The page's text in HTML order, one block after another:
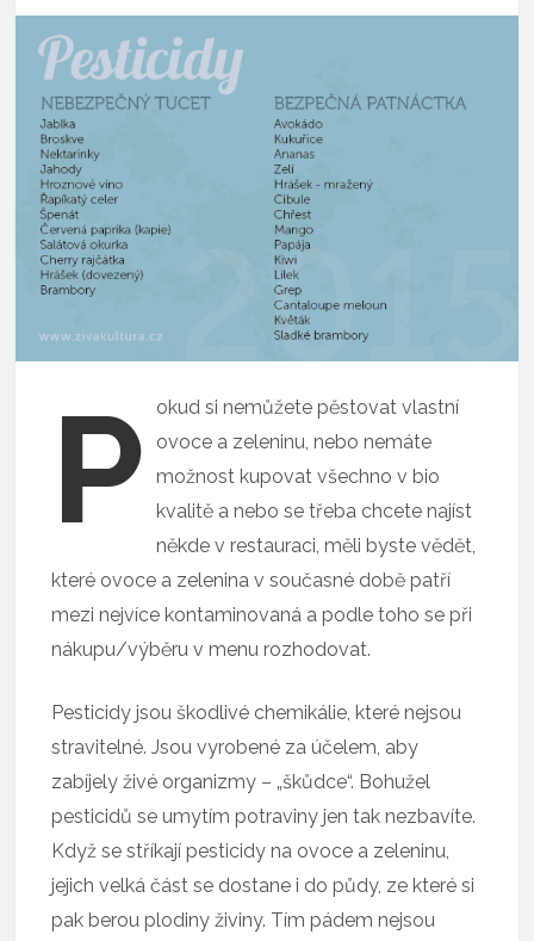
P
okud si nemůžete pěstovat vlastní
ovoce a zeleninu, nebo nemáte
možnost kupovat všechno v bio
kvalitě a nebo se třeba chcete najíst
někde v restauraci, měli byste vědět,
které ovoce a zelenina v současné době patří
mezi nejvíce kontaminovaná a podle toho se při
nákupu/výběru v menu rozhodovat.
Pesticidy jsou škodlivé chemikálie, které nejsou
stravitelné. Jsou vyrobené za účelem, aby
zabíjely živé organizmy – „škůdce“. Bohužel
pesticidů se umytím potraviny jen tak nezbavíte.
Když se stříkají pesticidy na ovoce a zeleninu,
jejich velká část se dostane i do půdy, ze které si
pak berou plodiny živiny. Tím pádem nejsou